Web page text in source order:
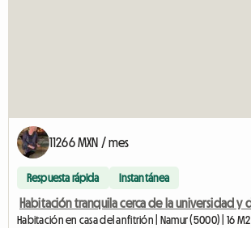
11266 MXN / mes
Respuesta rápida Instantánea
Habitación en casa del anfitrión | Namur (5000) | 16 M2